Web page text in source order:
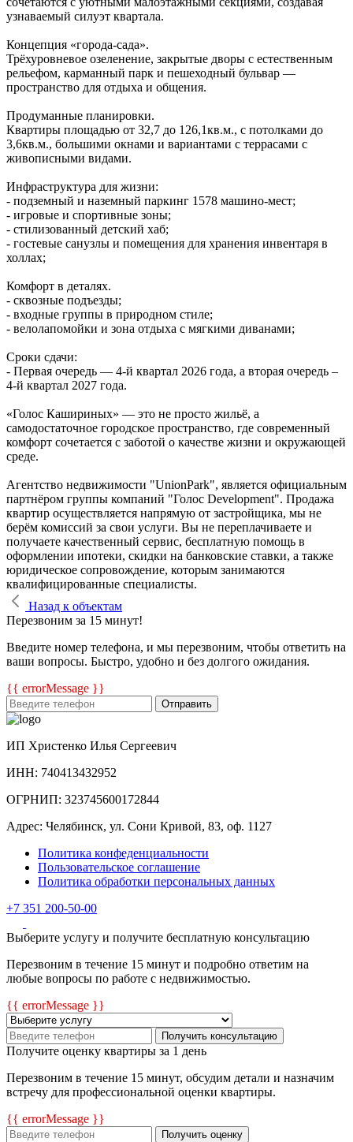
узнаваемый силуэт квартала.
Концепция «города‑сада».
Трёхуровневое озеленение, закрытые дворы с естественным
рельефом, карманный парк и пешеходный бульвар —
пространство для отдыха и общения.
Продуманные планировки.
Квартиры площадью от 32,7 до 126,1кв.м., с потолками до
3,6кв.м., большими окнами и вариантами с террасами с
живописными видами.
Инфраструктура для жизни:
- подземный и наземный паркинг 1578 машино‑мест;
- игровые и спортивные зоны;
- стилизованный детский хаб;
- гостевые санузлы и помещения для хранения инвентаря в
холлах;
Комфорт в деталях.
- сквозные подъезды;
- входные группы в природном стиле;
- велолапомойки и зона отдыха с мягкими диванами;
Сроки сдачи:
- Первая очередь — 4‑й квартал 2026 года, а вторая очередь –
4-й квартал 2027 года.
«Голос Кашириных» — это не просто жильё, а
самодостаточное городское пространство, где современный
комфорт сочетается с заботой о качестве жизни и окружающей
среде.
Агентство недвижимости "UnionPark", является официальным
партнёром группы компаний "Голос Development". Продажа
квартир осуществляется напрямую от застройщика, мы не
берём комиссий за свои услуги. Вы не переплачиваете и
получаете качественный сервис, бесплатную помощь в
оформлении ипотеки, скидки на банковские ставки, а также
юридическое сопровождение, которым занимаются
квалифицированные специалисты.
Назад к объектам
Перезвоним за 15 минут!
Введите номер телефона, и мы перезвоним, чтобы ответить на
ваши вопросы. Быстро, удобно и без долгого ожидания.
{{ errorMessage }}
Отправить
ИП Христенко Илья Сергеевич
ИНН: 740413432952
ОГРНИП: 323745600172844
Адрес: Челябинск, ул. Сони Кривой, 83, оф. 1127
Политика конфеденциальности
Пользовательское соглашение
Политика обработки персональных данных
+7 351 200-50-00
Выберите услугу и получите бесплатную консультацию
Перезвоним в течение 15 минут и подробно ответим на
любые вопросы по работе с недвижимостью.
{{ errorMessage }}
Получить консультацию
Получите оценку квартиры за 1 день
Перезвоним в течение 15 минут, обсудим детали и назначим
встречу для профессиональной оценки квартиры.
{{ errorMessage }}
Получить оценку